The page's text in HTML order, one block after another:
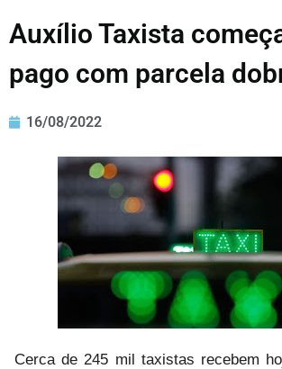
Auxílio Taxista
pago com parcela
16/08/2022
Cerca de 245 mil taxistas recebem